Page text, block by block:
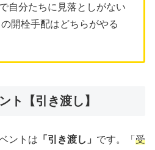
自分たちに見落としがない
開栓手配はどちらがやる
ト【引き渡し】
ントは 「引き渡し」 です。「 受